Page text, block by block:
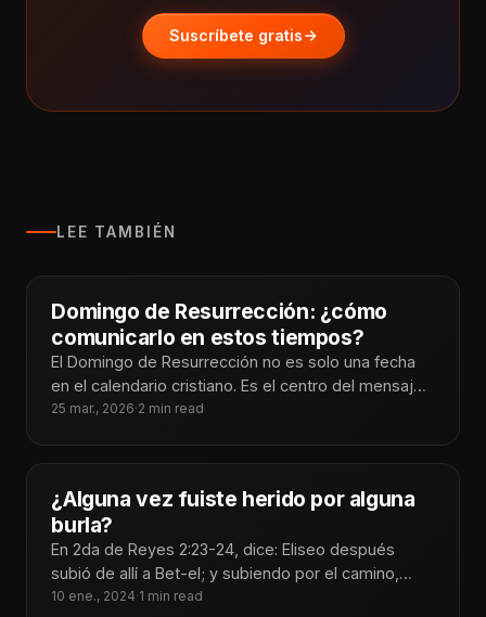
Suscríbete gratis
LEE TAMBIÉN
Domingo de Resurrección: ¿cómo
comunicarlo en estos tiempos?
El Domingo de Resurrección no es solo una fecha
en el calendario cristiano. Es el centro del mensaje:
Jesús venció
25 mar., 2026·2 min read
¿Alguna vez fuiste herido por alguna
burla?
En 2da de Reyes 2:23-24, dice: Eliseo después
subió de allí a Bet-el; y subiendo por el camino,
salieron
10 ene., 2024·1 min read